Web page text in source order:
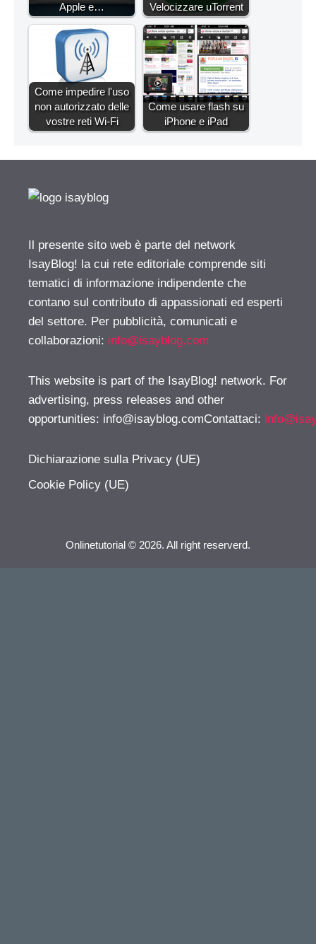
Apple e…
Velocizzare uTorrent
Come impedire l'uso
non autorizzato delle
vostre reti Wi-Fi
Come usare flash su
iPhone e iPad
Il presente sito web è parte del network
IsayBlog! la cui rete editoriale comprende siti
tematici di informazione indipendente che
contano sul contributo di appassionati ed esperti
del settore. Per pubblicità, comunicati e
collaborazioni: info@isayblog.com
This website is part of the IsayBlog! network. For
advertising, press releases and other
opportunities: info@isayblog.comContattaci:
Dichiarazione sulla Privacy (UE)
Cookie Policy (UE)
Onlinetutorial © 2026. All right reserverd.